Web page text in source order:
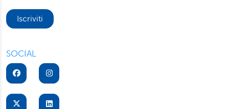
informazioni sul trattamento dei suoi dati visiti la nostra
informativa privacy
Iscriviti
SOCIAL